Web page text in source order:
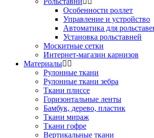
Особенности роллет
Управление и устройство
Автоматика для
Установка рольставней
Москитные сетки
Интернет-магазин карнизов
Материалы
Рулонные ткани
Рулонные ткани зебра
Ткани плиссе
Горизонтальные ленты
Бамбук, дерево, пластик
Ткани мираж
Ткани гофре
Вертикальные ткани